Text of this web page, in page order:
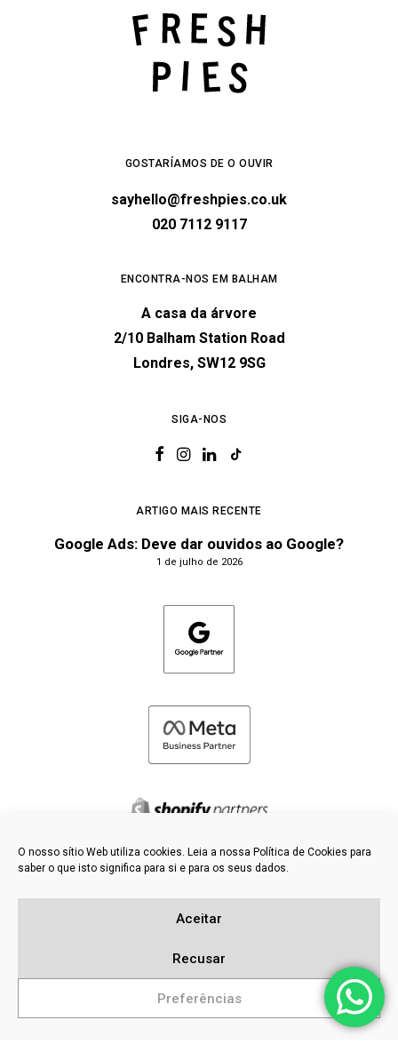
O nosso sítio Web utiliza cookies. Leia a nossa Política de Cookies para
saber o que isto significa para si e para os seus dados.
Aceitar
Recusar
Preferências
GOSTARÍAMOS DE O OUVIR
sayhello@freshpies.co.uk
020 7112 9117
ENCONTRA-NOS EM BALHAM
A casa da árvore
2/10 Balham Station Road
Londres, SW12 9SG
SIGA-NOS
ARTIGO MAIS RECENTE
Google Ads: Deve dar ouvidos ao Google?
1 de julho de 2026
Política de privacidade e de cookies